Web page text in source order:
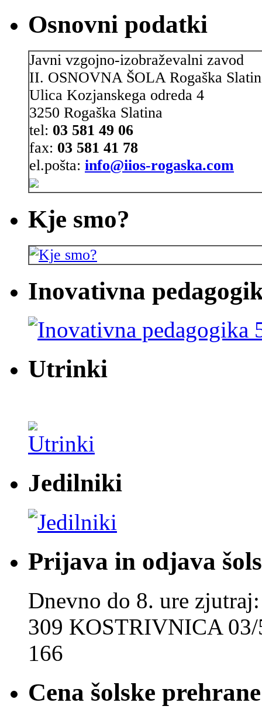
Osnovni podatki
Javni vzgojno-izobraževalni zavod
II. OSNOVNA ŠOLA Rogaška
Ulica Kozjanskega odreda 4
3250 Rogaška Slatina
tel: 03 581 49 06
fax: 03 581 41 78
el.pošta: info@iios-rogaska.com
Kje smo?
Inovativna
Utrinki
Jedilniki
Prijava in odjava
Dnevno do 8. ure
309 KOSTRIVNICA
166
Cena šolske prehrane